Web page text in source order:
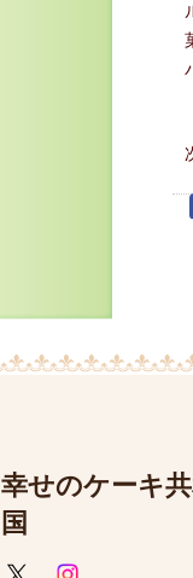
幸せのケーキ
国